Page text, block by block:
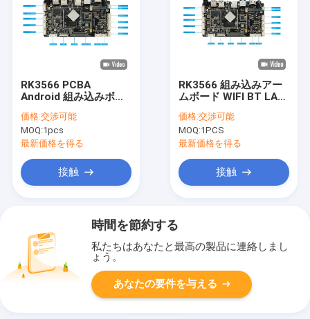
RK3566 PCBA
Android 組み込みボー
POE Android 開発ボー
ド付き
価格:交渉可能
MOQ:1pcs
最新価格を得る
接触
RK3566 組み込みアー
ムボード WIFI BT LAN
ンドロイド開発ボード
価格:交渉可能
MOQ:1PCS
最新価格を得る
接触
時間を節約する
私たちはあなたと最高の製品に連絡しまし
ょう。
あなたの要件を与える